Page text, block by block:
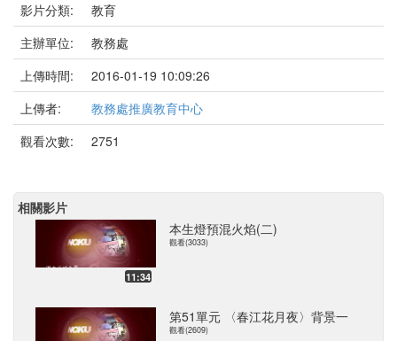
影片分類:
教育
主辦單位:
教務處
上傳時間:
2016-01-19 10:09:26
上傳者:
教務處推廣教育中心
觀看次數:
2751
相關影片
11:34
本生燈預混火焰(二)
觀看(3033)
第51單元 〈春江花月夜〉背景一
觀看(2609)